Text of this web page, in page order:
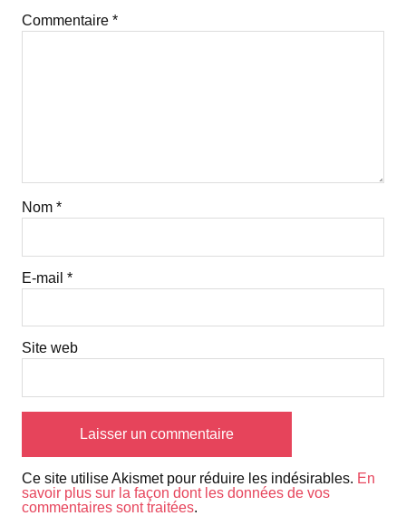
Commentaire *
Nom *
E-mail *
Site web
Ce site utilise Akismet pour réduire les indésirables. En
savoir plus sur la façon dont les données de vos
commentaires sont traitées.